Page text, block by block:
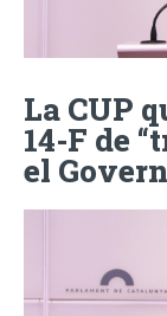
La CUP
14-F de
el